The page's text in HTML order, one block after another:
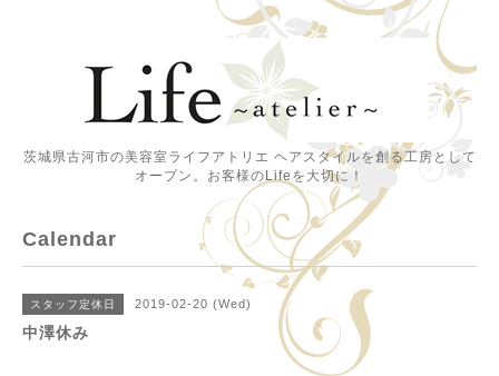
茨城県古河市の美容室ライフアトリエ ヘアスタイルを創る工房として
オープン。お客様のLifeを大切に！
Calendar
スタッフ定休日 2019-02-20 (Wed)
中澤休み